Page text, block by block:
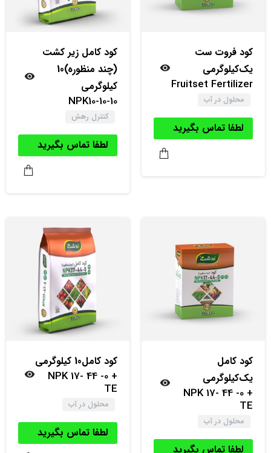
کود‌ فروت ست
یک‌کیلوگرمی
Fruitset Fertilizer
محلول در آب
لطفا تماس بگیرید
کود کامل زیر کشت
(چند منظوره)10
کیلوگرمی
NPK10-10-10
کنترل رهش
لطفا تماس بگیرید
کود‌ کامل
یک‌کیلوگرمی
NPK 17- 44 -0 +
TE
محلول در آب
لطفا تماس بگیرید
کود‌ کامل10 کیلوگرمی
NPK 17- 44 -0 +
TE
محلول در آب
لطفا تماس بگیرید